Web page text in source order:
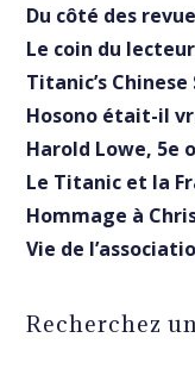
Du côté des
Le coin du
Titanic’s
Hosono était-il
Harold Lowe, 5e
Le Titanic et la
Hommage à
Vie de
Recherchez